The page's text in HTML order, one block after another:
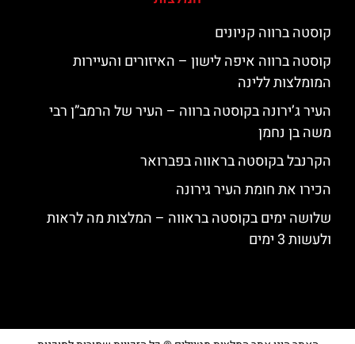
קוסטה ברווה קניונים
קוסטה ברווה איפה לישון – האיזורים והעיירות
המומלצות ללינה
העיר ג’ירונה בקוסטה ברווה – העיר של הרמב”ן רבי
משה בן נחמן
הקרנבל בקוסטה בראווה בפברואר
הכירו את חומת העיר גירונה
שלושה ימים בקוסטה בראווה – המלצות מה לראות
ולעשות 3 ימים